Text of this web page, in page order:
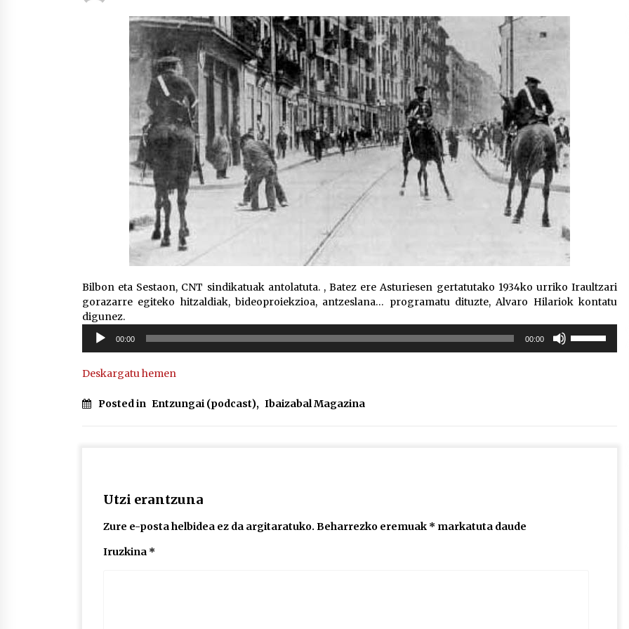
2026/07/16
POTTO: San Pedro jaietako bertso-
saioa
2026/07/09
Larunbatean Plentziako Itsas
Martxa ospatuko da
2026/07/07
Auritz Iñurrietaren margoak
ikusgai Uribitarte40 aretoan
2026/07/03
SOINUGELA: Paul McCartney eta
Ringo Starr-en lan berriak
2026/07/03
Bilbon eta Sestaon, CNT sindikatuak antolatuta. , Batez ere Asturiesen gertatutako 1934ko urriko Iraultzari
gorazarre egiteko hitzaldiak, bideoproiekzioa, antzeslana… programatu dituzte, Alvaro Hilariok kontatu
digunez.
Soinu
erreproduzigailua
00:00 00:00
Deskargatu hemen
Posted in Entzungai (podcast), Ibaizabal Magazina
Utzi erantzuna
Zure e-posta helbidea ez da argitaratuko. Beharrezko eremuak * markatuta daude
Iruzkina *